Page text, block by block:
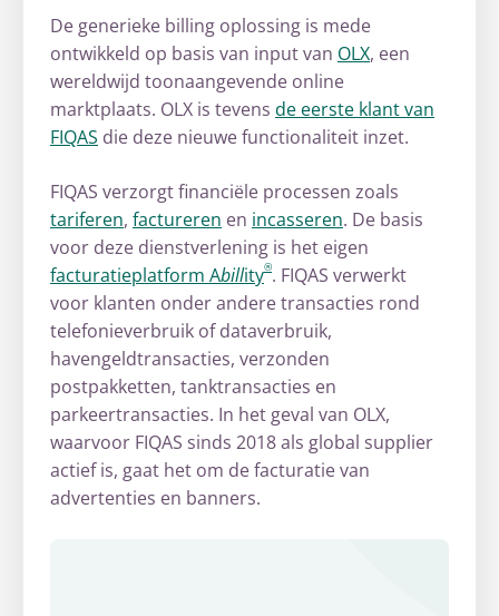
De generieke billing oplossing is mede
ontwikkeld op basis van input van OLX, een
wereldwijd toonaangevende online
marktplaats. OLX is tevens de eerste klant van
FIQAS die deze nieuwe functionaliteit inzet.
FIQAS verzorgt financiële processen zoals
tariferen, factureren en incasseren. De basis
voor deze dienstverlening is het eigen
facturatieplatform Abillity®. FIQAS verwerkt
voor klanten onder andere transacties rond
telefonieverbruik of dataverbruik,
havengeldtransacties, verzonden
postpakketten, tanktransacties en
parkeertransacties. In het geval van OLX,
waarvoor FIQAS sinds 2018 als global supplier
actief is, gaat het om de facturatie van
advertenties en banners.